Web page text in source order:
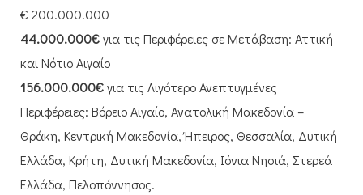
€ 200.000.000
44.000.000€για τις Περιφέρειες σε Μετάβαση: Αττική
και Νότιο Αιγαίο
156.000.000€για τις Λιγότερο Ανεπτυγμένες
Περιφέρειες: Βόρειο Αιγαίο, Ανατολική Μακεδονία –
Θράκη, Κεντρική Μακεδονία, Ήπειρος, Θεσσαλία, Δυτική
Ελλάδα, Κρήτη, Δυτική Μακεδονία, Ιόνια Νησιά, Στερεά
Ελλάδα, Πελοπόννησος.​​